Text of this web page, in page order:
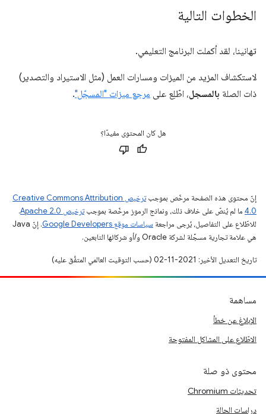
الخطوات التالية
تهانينا، لقد أكملت البرنامج التعليمي.
لاستكشاف المزيد من الميزات ومسارات العمل (مثل الاستيراد والتصدير)
ذات الصلة بالمسجل، اطّلِع على مرجع ميزات "المسجّل".
هل كان المحتوى مفيدًا؟
إنّ محتوى هذه الصفحة مرخّص بموجب
ترخيص Creative Commons Attribution
4.0‏ ما لم يُنصّ على خلاف ذلك، ونماذج الرموز مرخّصة بموجبترخيص Apache 2.0‏
.
للاطّلاع على التفاصيل، يُرجى مراجعة سياسات موقع Google Developers‏
. إنّ Java
هي علامة تجارية مسجَّلة لشركة Oracle و/أو شركائها التابعين.
تاريخ التعديل الأخير: 2021-11-02 (حسب التوقيت العالمي المتفَّق عليه)
مساهمة
الإبلاغ عن خطأ
الاطّلاع على المشاكل المفتوحة
محتوى ذو صلة
تحديثات Chromium
دراسات الحالة